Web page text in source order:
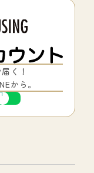
く！
から。